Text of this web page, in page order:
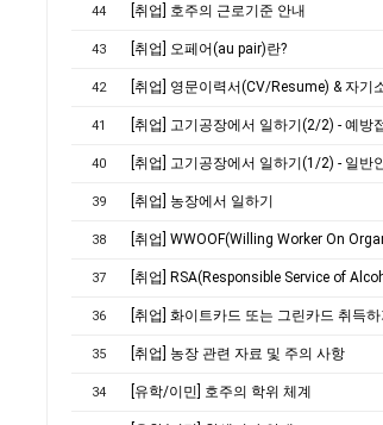
44 [취업] 호주의 근로기준 안내
43 [취업] 오페어(au pair)란?
42 [취업] 영문이력서(CV/Resume) & 자기
41 [취업] 고기공장에서 일하기(2/2) - 예방
40 [취업] 고기공장에서 일하기(1/2) - 일반
39 [취업] 농장에서 일하기
38 [취업] WWOOF(Willing Worker On
37 [취업] RSA(Responsible Service of
36 [취업] 화이트카드 또는 그린카드 취득
35 [취업] 농장 관련 자료 및 주의 사항
34 [유학/이민] 호주의 학위 체계